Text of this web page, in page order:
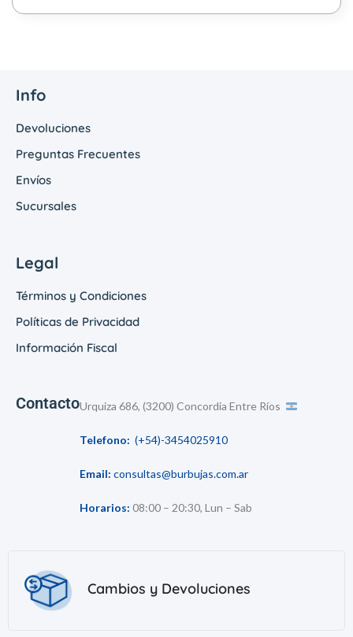
Info
Devoluciones
Preguntas Frecuentes
Envíos
Sucursales
Legal
Términos y Condiciones
Políticas de Privacidad
Información Fiscal
ContactoUrquiza 686, (3200) Concordia Entre Ríos
Telefono: (+54)-3454025910
Email: consultas@burbujas.com.ar
Horarios: 08:00 – 20:30, Lun – Sab
Cambios y Devoluciones